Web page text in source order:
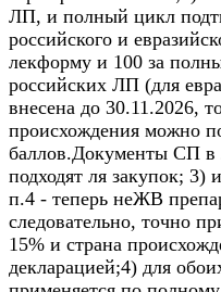
ЛП, и полный цикл
российского и
лекформу и 100 за
российских ЛП (для
внесена до 30.11.2026,
происхождения можно
баллов.Документы СП в
подходят ля закупок;
п.4 - теперь неЖВ
следовательно, точно
15% и страна
декларацией;4) для